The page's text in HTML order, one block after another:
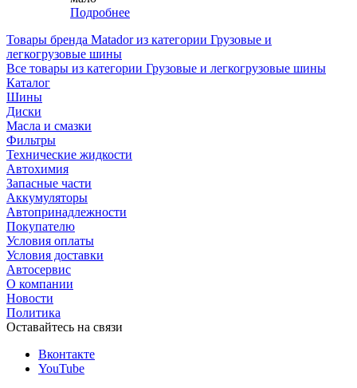
Подробнее
Товары бренда Matador из категории Грузовые и
легкогрузовые шины
Все товары из категории Грузовые и легкогрузовые шины
Каталог
Шины
Диски
Масла и смазки
Фильтры
Технические жидкости
Автохимия
Запасные части
Аккумуляторы
Автопринадлежности
Покупателю
Условия оплаты
Условия доставки
Автосервис
О компании
Новости
Политика
Оставайтесь на связи
Вконтакте
YouTube